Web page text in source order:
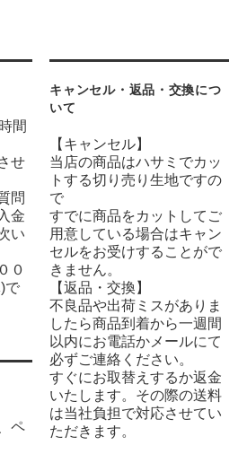
間
せ
問
金
い
０
で
ペ
キャンセル・返品・交換につ
いて
【キャンセル】
当店の商品はハサミでカッ
トする切り売り生地ですの
で
すでに商品をカットしてご
用意している場合はキャン
セルをお受けすることがで
きません。
【返品・交換】
不良品や出荷ミスがありま
したら商品到着から一週間
以内にお電話かメールにて
必ずご連絡ください。
すぐにお取替えするか返金
いたします。その際の送料
は当社負担で対応させてい
ただきます。